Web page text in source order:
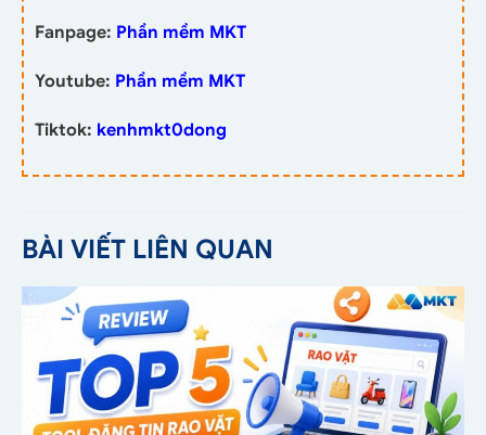
Fanpage: Phần mềm MKT
Youtube: Phần mềm MKT
Tiktok: kenhmkt0dong
BÀI VIẾT LIÊN QUAN